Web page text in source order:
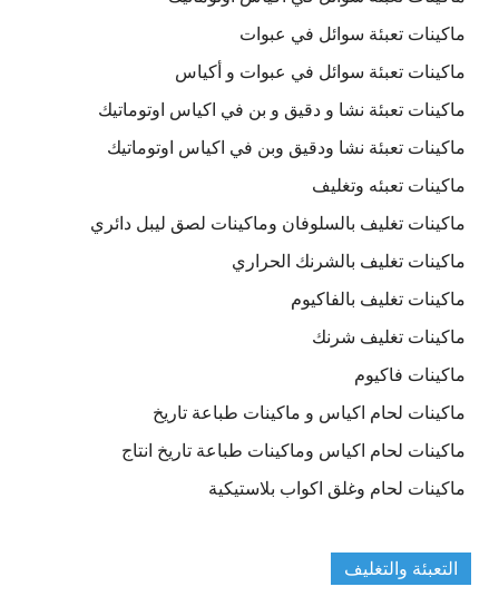
ماكينات تعبئة سوائل في عبوات
ماكينات تعبئة سوائل في عبوات و أكياس
ماكينات تعبئة نشا و دقيق و بن في اكياس اوتوماتيك
ماكينات تعبئة نشا ودقيق وبن في اكياس اوتوماتيك
ماكينات تعبئه وتغليف
ماكينات تغليف بالسلوفان وماكينات لصق ليبل دائري
ماكينات تغليف بالشرنك الحراري
ماكينات تغليف بالفاكيوم
ماكينات تغليف شرنك
ماكينات فاكيوم
ماكينات لحام اكياس و ماكينات طباعة تاريخ
ماكينات لحام اكياس وماكينات طباعة تاريخ انتاج
ماكينات لحام وغلق اكواب بلاستيكية
التعبئة والتغليف